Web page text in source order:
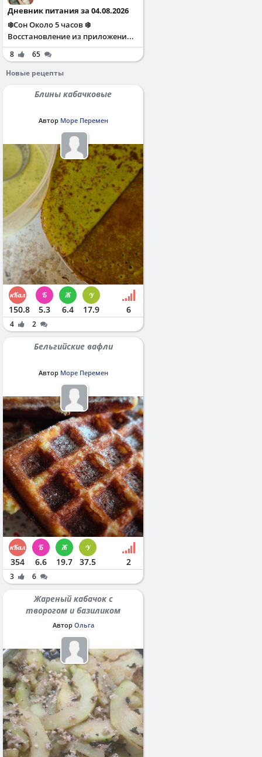
Дневник питания за 04.08.2026
❄️Сон Около 5 часов ❄️
Восстановление из приложени...
8
65
Новые рецепты
Блины кабачковые
Автор Море Перемен
150.8 5.3 6.4 17.9 6
4 2
Бельгийские вафли
Автор Море Перемен
354 6.6 19.7 37.5 2
3 6
Жареный кабачок с
творогом и базиликом
Автор Ольга